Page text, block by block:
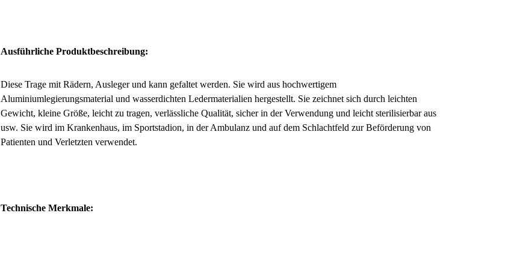
Ausführliche Produktbeschreibung:
Diese Trage mit Rädern, Ausleger und kann gefaltet werden. Sie wird aus hochwertigem
Aluminiumlegierungsmaterial und wasserdichten Ledermaterialien hergestellt. Sie zeichnet sich durch leichten
Gewicht, kleine Größe, leicht zu tragen, verlässliche Qualität, sicher in der Verwendung und leicht sterilisierbar aus
usw. Sie wird im Krankenhaus, im Sportstadion, in der Ambulanz und auf dem Schlachtfeld zur Beförderung von
Patienten und Verletzten verwendet.
Technische Merkmale: